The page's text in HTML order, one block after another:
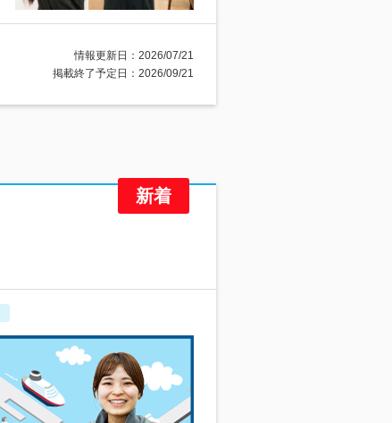
情報更新日：2026/07/21
掲載終了予定日：2026/09/21